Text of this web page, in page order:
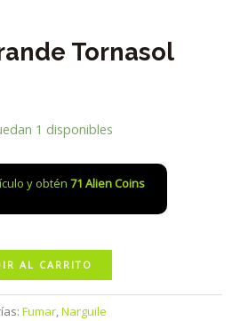
Tornasol
1 disponibles
y obtén 71 Alien Coins
AL CARRITO
Fumar,Narguile